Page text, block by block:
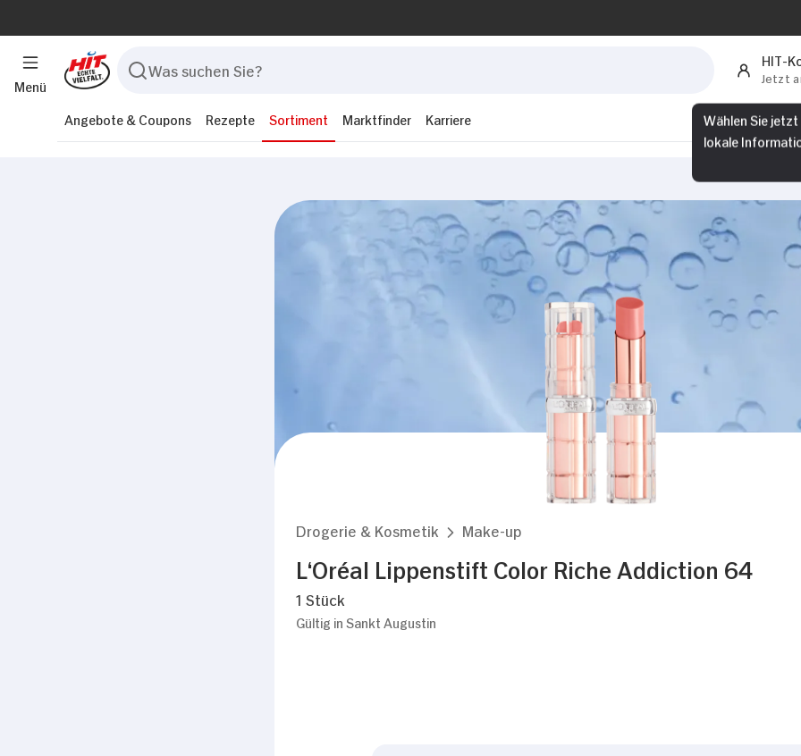
Menü
HIT-
Jetzt
Wählen Sie
lokale
Angebote & Coupons Rezepte Sortiment Marktfinder Karriere
Drogerie & Kosmetik Make-up
L‘Oréal Lippenstift Color Riche Addiction 64
1 Stück
Gültig in Sankt Augustin